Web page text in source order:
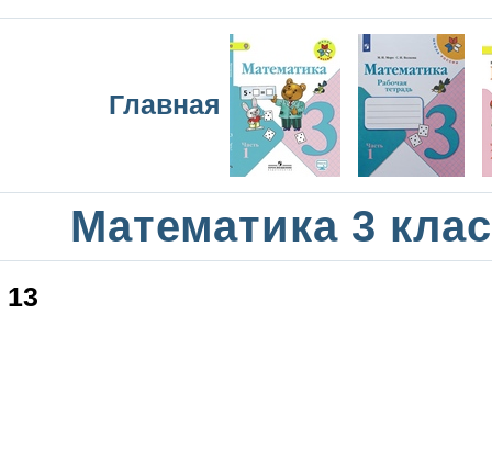
Главная
Математика 3
13